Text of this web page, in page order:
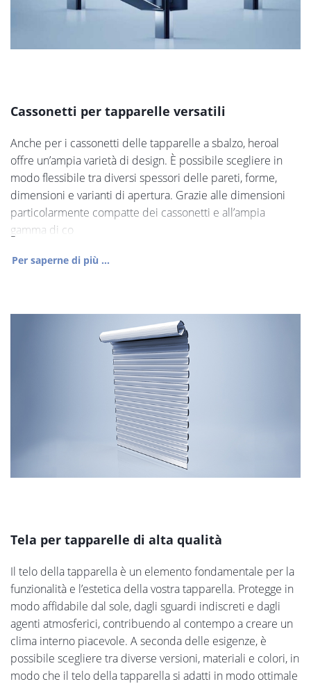
Cassonetti per tapparelle versatili
Anche per i cassonetti delle tapparelle a sbalzo, heroal
offre un’ampia varietà di design. È possibile scegliere in
modo flessibile tra diversi spessori delle pareti, forme,
dimensioni e varianti di apertura. Grazie alle dimensioni
particolarmente compatte dei cassonetti e all’ampia
gamma di co
Per saperne di più ...
Tela per tapparelle di alta qualità
Il telo della tapparella è un elemento fondamentale per la
funzionalità e l’estetica della vostra tapparella. Protegge in
modo affidabile dal sole, dagli sguardi indiscreti e dagli
agenti atmosferici, contribuendo al contempo a creare un
clima interno piacevole. A seconda delle esigenze, è
possibile scegliere tra diverse versioni, materiali e colori, in
modo che il telo della tapparella si adatti in modo ottimale